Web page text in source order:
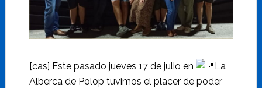
[cas] Este pasado jueves 17 de julio en
La
Alberca de Polop tuvimos el placer de poder